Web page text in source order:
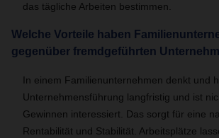
das tägliche Arbeiten bestimmen.
Welche Vorteile haben
gegenüber fremdgeführten
In einem Familienunternehmen denkt und
Unternehmensführung langfristig und ist
Gewinnen interessiert. Das sorgt für eine
Rentabilität und Stabilität. Arbeitsplätze